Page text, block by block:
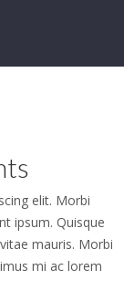
elit. Morbi
ipsum. Quisque
mauris. Morbi
mi ac lorem